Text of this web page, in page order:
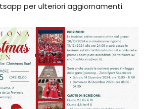
per ulteriori aggiornamenti.